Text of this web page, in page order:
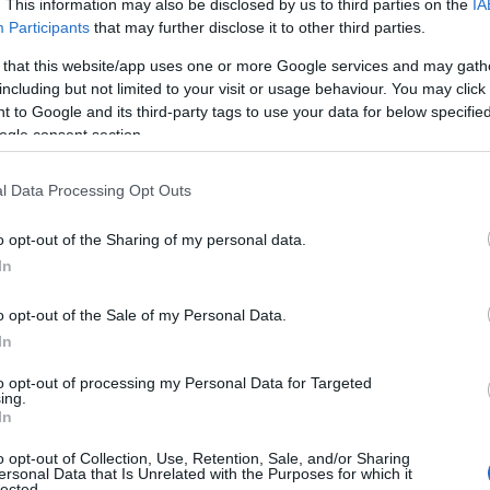
This information may also be disclosed by us to third parties on the
Participants that may further disclose it to other third parties.
that this website/app uses one or more Google services and may
but not limited to your visit or usage behaviour. You may
to Google and its third-party tags to use your data for below
consent section.
Data Processing Opt Outs
opt-out of the Sharing of my personal data.
opt-out of the Sale of my Personal Data.
opt-out of processing my Personal Data for Targeted
opt-out of Collection, Use, Retention, Sale, and/or Sharing
Data that Is Unrelated with the Purposes for which it
korábban aNépliget vasútállomásróltöbb
a vonal következő állomása aKözvágóhíd vasúti
ki.